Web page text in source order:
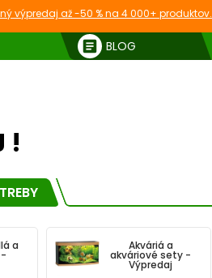
výpredaj až -50 % na 4 000+ produktov.
article BLOG
!
a Akváriá a
akváriové sety -
Výpredaj